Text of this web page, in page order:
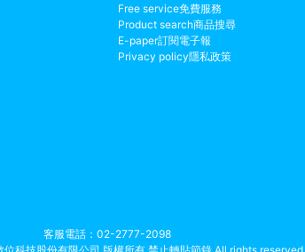
Free service免費服務
Product search商品搜尋
E-paper訂閱電子報
Privacy policy隱私政策
客服電話
02-2777-2098